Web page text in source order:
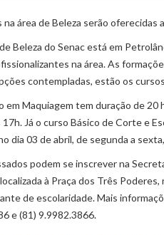
na área de Beleza serão oferecidas
Beleza do Senac está em
na área. As
contempladas, estão os
em Maquiagem tem duração de
17h. Já o curso Básico de Corte e
dia 03 de abril, de segunda a
podem se inscrever na
à Praça dos Três
de escolaridade. Mais
e (81) 9.9982.3866.